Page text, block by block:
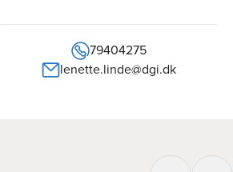
79404275
lenette.linde@dgi.dk